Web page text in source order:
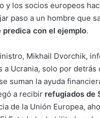
y los socios europeos
paso a un hombre que
predica con el ejemplo.
Mikhail Dvorchik,
Ucrania, solo por
suman la ayuda
a recibir refugiados de
de la Unión Europea,